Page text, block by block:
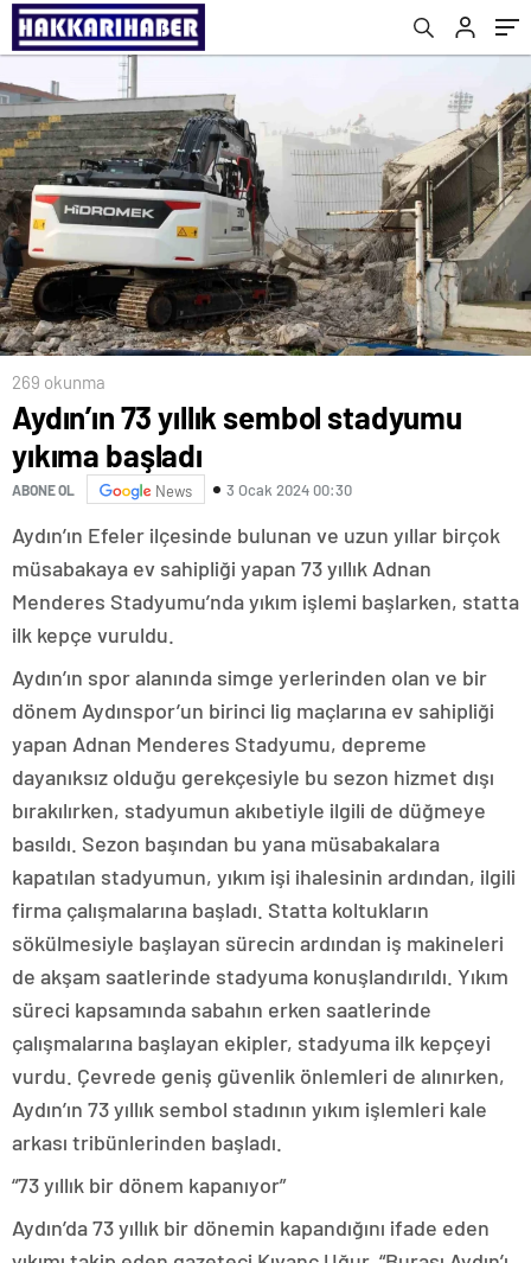
269 okunma
Aydın’ın 73 yıllık sembol stadyumu
yıkıma başladı
ABONE OL News 3 Ocak 2024 00:30
Aydın’ın Efeler ilçesinde bulunan ve uzun yıllar birçok
müsabakaya ev sahipliği yapan 73 yıllık Adnan
Menderes Stadyumu’nda yıkım işlemi başlarken, statta
ilk kepçe vuruldu.
Aydın’ın spor alanında simge yerlerinden olan ve bir
dönem Aydınspor’un birinci lig maçlarına ev sahipliği
yapan Adnan Menderes Stadyumu, depreme
dayanıksız olduğu gerekçesiyle bu sezon hizmet dışı
bırakılırken, stadyumun akıbetiyle ilgili de düğmeye
basıldı. Sezon başından bu yana müsabakalara
kapatılan stadyumun, yıkım işi ihalesinin ardından, ilgili
firma çalışmalarına başladı. Statta koltukların
sökülmesiyle başlayan sürecin ardından iş makineleri
de akşam saatlerinde stadyuma konuşlandırıldı. Yıkım
süreci kapsamında sabahın erken saatlerinde
çalışmalarına başlayan ekipler, stadyuma ilk kepçeyi
vurdu. Çevrede geniş güvenlik önlemleri de alınırken,
Aydın’ın 73 yıllık sembol stadının yıkım işlemleri kale
arkası tribünlerinden başladı.
“73 yıllık bir dönem kapanıyor”
Aydın’da 73 yıllık bir dönemin kapandığını ifade eden